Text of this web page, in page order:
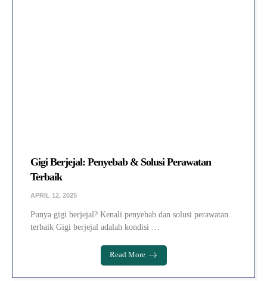
Gigi Berjejal: Penyebab & Solusi Perawatan
Terbaik
APRIL 12, 2025
Punya gigi berjejal? Kenali penyebab dan solusi perawatan
terbaik Gigi berjejal adalah kondisi …
Read More